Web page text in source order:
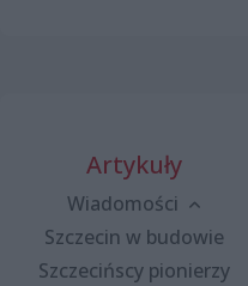
Artykuły
Wiadomości
Szczecin w budowie
Szczecińscy pionierzy